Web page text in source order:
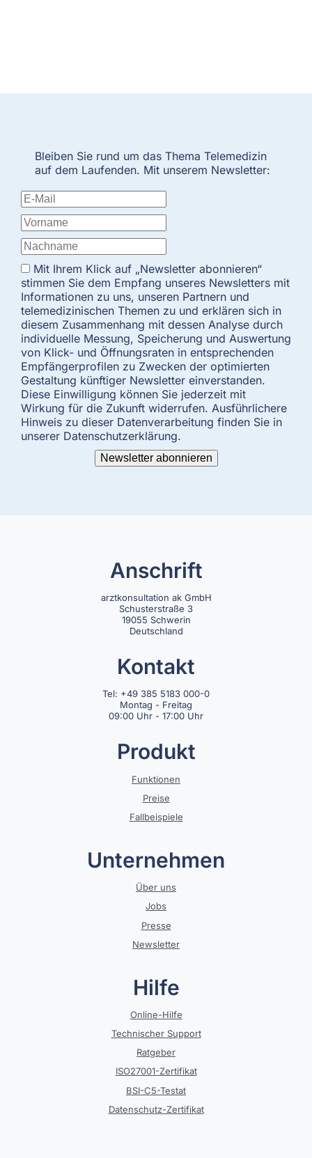
Bleiben Sie rund um das Thema Telemedizin
auf dem Laufenden. Mit unserem Newsletter:
Mit Ihrem Klick auf „Newsletter abonnieren“
stimmen Sie dem Empfang unseres Newsletters mit
Informationen zu uns, unseren Partnern und
telemedizinischen Themen zu und erklären sich in
diesem Zusammenhang mit dessen Analyse durch
individuelle Messung, Speicherung und Auswertung
von Klick- und Öffnungsraten in entsprechenden
Empfängerprofilen zu Zwecken der optimierten
Gestaltung künftiger Newsletter einverstanden.
Diese Einwilligung können Sie jederzeit mit
Wirkung für die Zukunft widerrufen. Ausführlichere
Hinweis zu dieser Datenverarbeitung finden Sie in
unserer Datenschutzerklärung.
Newsletter abonnieren
Anschrift
arztkonsultation ak GmbH
Schusterstraße 3
19055 Schwerin
Deutschland
Kontakt
Tel: +49 385 5183 000-0
Montag - Freitag
09:00 Uhr - 17:00 Uhr
Produkt
Funktionen
Preise
Fallbeispiele
Unternehmen
Über uns
Jobs
Presse
Newsletter
Hilfe
Online-Hilfe
Technischer Support
Ratgeber
ISO27001-Zertifikat
BSI-C5-Testat
Datenschutz-Zertifikat